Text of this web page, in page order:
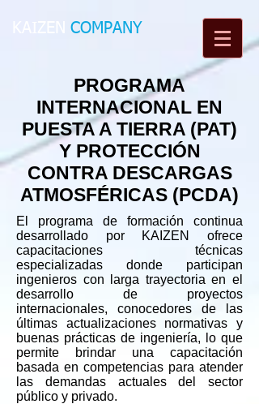
KAIZEN​ COMPANY
PROGRAMA
INTERNACIONAL EN
PUESTA A TIERRA (PAT)
Y PROTECCIÓN
CONTRA DESCARGAS
ATMOSFÉRICAS (PCDA)
El programa de formación continua
desarrollado por KAIZEN ofrece
capacitaciones técnicas
especializadas donde participan
ingenieros con larga trayectoria en el
desarrollo de proyectos
internacionales, conocedores de las
últimas actualizaciones normativas y
buenas prácticas de ingeniería, lo que
permite brindar una capacitación
basada en competencias para atender
las demandas actuales del sector
público y privado.